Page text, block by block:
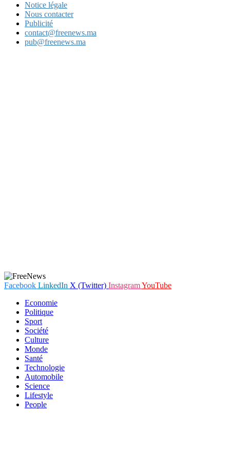
Notice légale
Nous contacter
Publicité
contact@freenews.ma
pub@freenews.ma
Facebook LinkedIn X (Twitter) InstagramYouTube
Economie
Politique
Sport
Société
Culture
Monde
Santé
Technologie
Automobile
Science
Lifestyle
People